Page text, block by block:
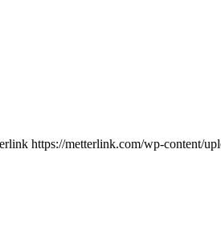
https://metterlink.com/wp-content/